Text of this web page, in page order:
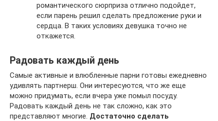
романтического сюрприза отлично подойдет,
если парень решил сделать предложение руки и
сердца. В таких условиях девушка точно не
откажется.
Радовать каждый день
Самые активные и влюбленные парни готовы ежедневно
удивлять партнерш. Они интересуются, что же еще
можно придумать, если вчера уже помыл посуду.
Радовать каждый день не так сложно, как это
представляют многие. Достаточно сделать